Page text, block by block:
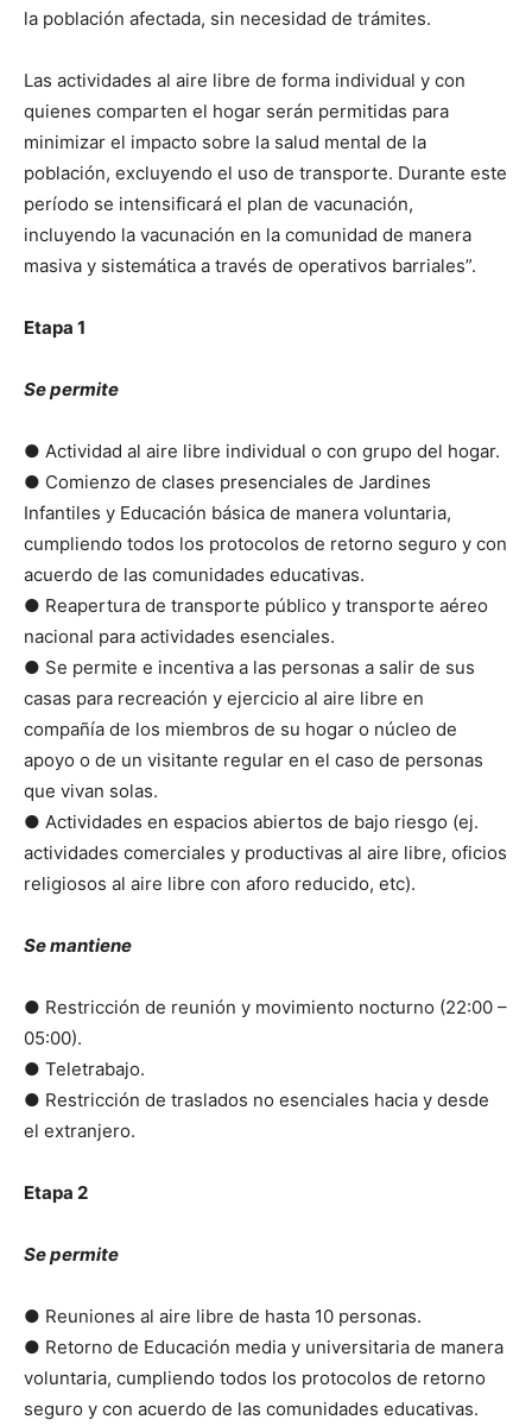
la población afectada, sin necesidad de trámites.
Las actividades al aire libre de forma individual y con
quienes comparten el hogar serán permitidas para
minimizar el impacto sobre la salud mental de la
población, excluyendo el uso de transporte. Durante este
período se intensificará el plan de vacunación,
incluyendo la vacunación en la comunidad de manera
masiva y sistemática a través de operativos barriales”.
Etapa 1
Se permite
● Actividad al aire libre individual o con grupo del hogar.
● Comienzo de clases presenciales de Jardines
Infantiles y Educación básica de manera voluntaria,
cumpliendo todos los protocolos de retorno seguro y con
acuerdo de las comunidades educativas.
● Reapertura de transporte público y transporte aéreo
nacional para actividades esenciales.
● Se permite e incentiva a las personas a salir de sus
casas para recreación y ejercicio al aire libre en
compañía de los miembros de su hogar o núcleo de
apoyo o de un visitante regular en el caso de personas
que vivan solas.
● Actividades en espacios abiertos de bajo riesgo (ej.
actividades comerciales y productivas al aire libre, oficios
religiosos al aire libre con aforo reducido, etc).
Se mantiene
● Restricción de reunión y movimiento nocturno (22:00 –
05:00).
● Teletrabajo.
● Restricción de traslados no esenciales hacia y desde
el extranjero.
Etapa 2
Se permite
● Reuniones al aire libre de hasta 10 personas.
● Retorno de Educación media y universitaria de manera
voluntaria, cumpliendo todos los protocolos de retorno
seguro y con acuerdo de las comunidades educativas.